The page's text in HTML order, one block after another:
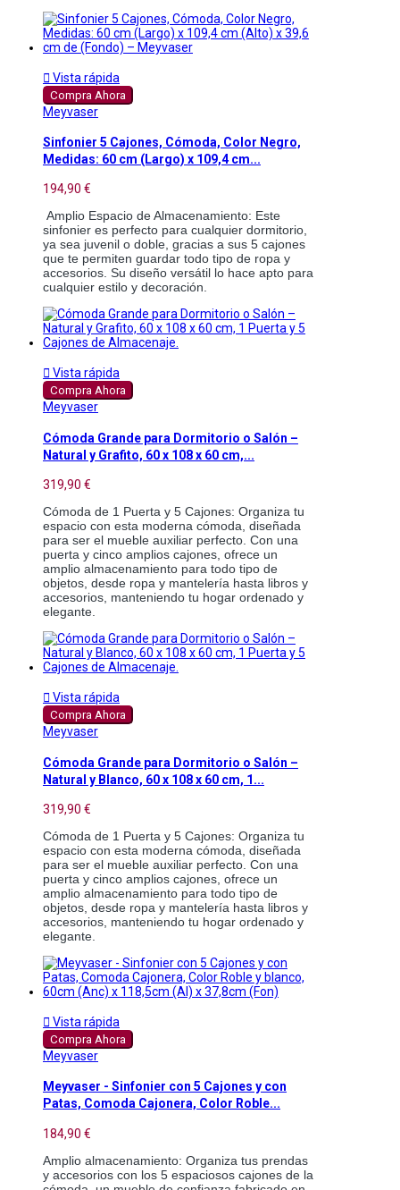
 Vista rápida
Compra Ahora
Meyvaser
Sinfonier 5 Cajones, Cómoda, Color Negro,
Medidas: 60 cm (Largo) x 109,4 cm...
194,90 €
sinfonier es perfecto para cualquier dormitorio,
ya sea juvenil o doble, gracias a sus 5 cajones
que te permiten guardar todo tipo de ropa y
accesorios. Su diseño versátil lo hace apto para
cualquier estilo y decoración.
 Vista rápida
Compra Ahora
Meyvaser
Cómoda Grande para Dormitorio o Salón –
Natural y Grafito, 60 x 108 x 60 cm,...
319,90 €
Cómoda de 1 Puerta y 5 Cajones: Organiza tu
espacio con esta moderna cómoda, diseñada
para ser el mueble auxiliar perfecto. Con una
puerta y cinco amplios cajones, ofrece un
amplio almacenamiento para todo tipo de
objetos, desde ropa y mantelería hasta libros y
accesorios, manteniendo tu hogar ordenado y
elegante.
 Vista rápida
Compra Ahora
Meyvaser
Cómoda Grande para Dormitorio o Salón –
Natural y Blanco, 60 x 108 x 60 cm, 1...
319,90 €
Cómoda de 1 Puerta y 5 Cajones: Organiza tu
espacio con esta moderna cómoda, diseñada
para ser el mueble auxiliar perfecto. Con una
puerta y cinco amplios cajones, ofrece un
amplio almacenamiento para todo tipo de
objetos, desde ropa y mantelería hasta libros y
accesorios, manteniendo tu hogar ordenado y
elegante.
 Vista rápida
Compra Ahora
Meyvaser
Meyvaser - Sinfonier con 5 Cajones y con
Patas, Comoda Cajonera, Color Roble...
184,90 €
Amplio almacenamiento: Organiza tus prendas
y accesorios con los 5 espaciosos cajones de la